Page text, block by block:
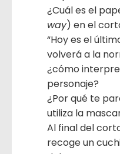
¿Cuál es el
way) en el
“Hoy es el
volverá a la
¿cómo
personaje?
¿Por qué te
utiliza la
Al final del
recoge un